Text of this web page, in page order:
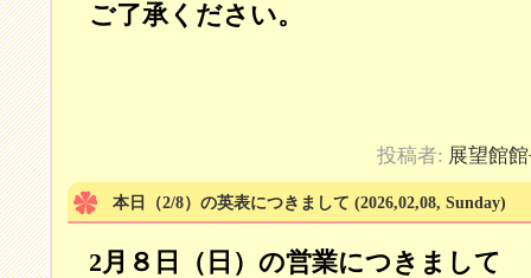
ご了承ください。
投稿者: 展望館
本日（2/8）の英表につきまして (2026,02,08, Sunday)
2月８日（日）の営業につきまして